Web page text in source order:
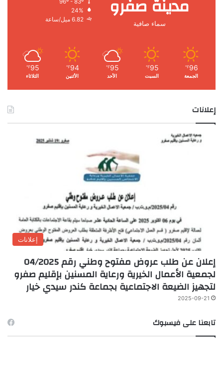
مدينة صفرو
سماء صافية
24%
6.82 ميل/ساعة
96
℉
الجمعة
95
℉
السبت
95
℉
الأحد
94
℉
الأثنين
95
℉
الثلاثاء
إعلانات
إعلانات
إعلان عن طلب عروض مفتوح وطني رقم 04/2025
لجمعية الأعمال الخيرية ورعاية المسنين بإقليم صفرو
لتجهيز الضيعة الاجتماعية بجماعة كندر سيدي خيار
2025-09-21
تابعنا على فيسبوك